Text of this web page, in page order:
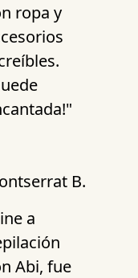
ropa y
B.
a
Abi, fue